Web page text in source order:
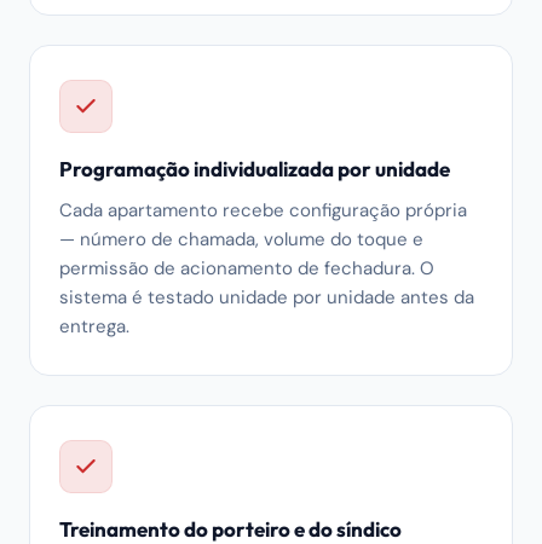
Programação individualizada por unidade
Cada apartamento recebe configuração própria
— número de chamada, volume do toque e
permissão de acionamento de fechadura. O
sistema é testado unidade por unidade antes da
entrega.
Treinamento do porteiro e do síndico